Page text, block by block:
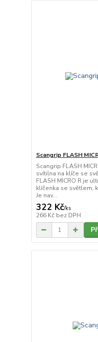
Scangrip FLASH
Scangrip FLASH
svítilna na klíče se
FLASH MICRO R je
klíčenka se světlem,
Je nav...
322 Kč/ks
266 Kč bez DPH